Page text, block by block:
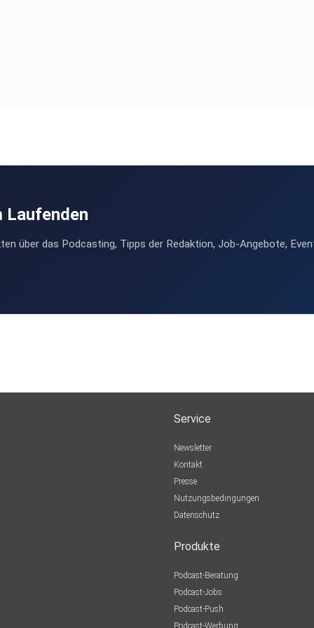
Laufenden
über das Podcasting, Tipps der Redaktion, Job-Angebote,
Service
Newsletter
Kontakt
Presse
Nutzungsbedingungen
Datenschutz
Produkte
Podcast-Beratung
Podcast-Jobs
Podcast-Push
Podcast-Werbung